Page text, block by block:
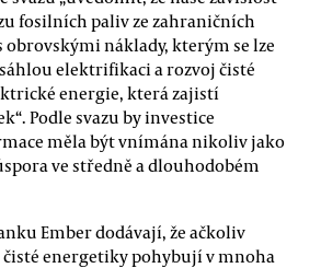
fosilních paliv ze zahraničních
obrovskými náklady, kterým se lze
elektrifikaci a rozvoj čisté
energie, která zajistí
Podle svazu by investice
měla být vnímána nikoliv jako
ve středně a dlouhodobém
Ember dodávají, že ačkoliv
čisté energetiky pohybují v mnoha